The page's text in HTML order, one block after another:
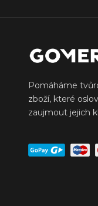
Pomáháme
zboží, které
zaujmout jejich